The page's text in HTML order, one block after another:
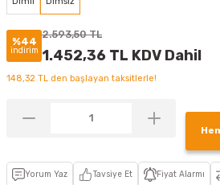
%44
indirim
2.593,50 TL
1.452,36 TL KDV Dahil
148,32 TL den başlayan taksitlerle!
Yorum Yaz Tavsiye Et Fiyat Alarmı